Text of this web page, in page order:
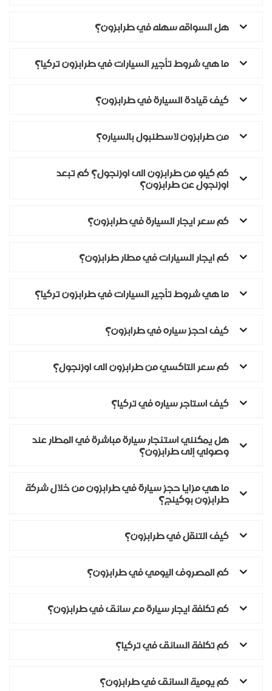
هل السواقه سهله في طرابزون؟
ما هي شروط تأجير السيارات في طرابزون تركيا؟
كيف قيادة السيارة في طرابزون؟
من طرابزون لاسطنبول بالسياره؟
كم كيلو من طرابزون الى اوزنجول؟ كم تبعد
اوزنجول عن طرابزون؟
كم سعر ايجار السيارة في طرابزون؟
كم ايجار السيارات في مطار طرابزون؟
ما هي شروط تأجير السيارات في طرابزون تركيا؟
كيف احجز سياره في طرابزون؟
كم سعر التاكسي من طرابزون الى اوزنجول؟
كيف استاجر سياره في تركيا؟
هل يمكنني استئجار سيارة مباشرة في المطار عند
وصولي إلى طرابزون؟
ما هي مزايا حجز سيارة في طرابزون من خلال شركة
طرابزون بوكينج؟
كيف التنقل في طرابزون؟
كم المصروف اليومي في طرابزون؟
كم تكلفة ايجار سيارة مع سائق في طرابزون؟
كم تكلفة السائق في تركيا؟
كم يومية السائق في طرابزون؟